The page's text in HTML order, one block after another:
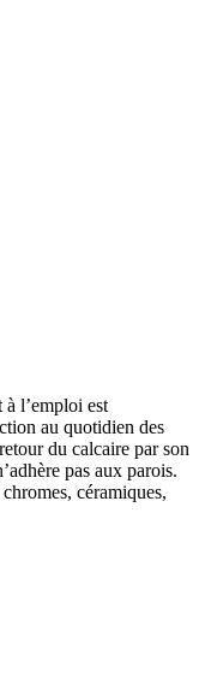
à l’emploi est
au quotidien des
du calcaire par son
pas aux parois.
céramiques,